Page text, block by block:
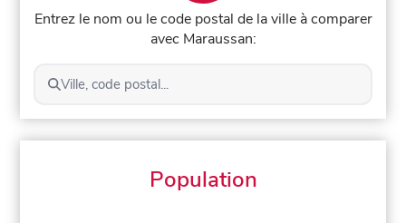
Entrez le nom ou le code postal de la ville à comparer
avec Maraussan:
Ville, code postal...
Population